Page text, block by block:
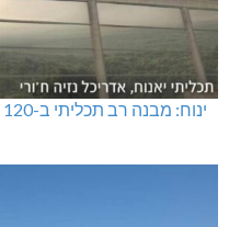
ינוח: מבנה רב תכליתי ב-120 מלש"ח